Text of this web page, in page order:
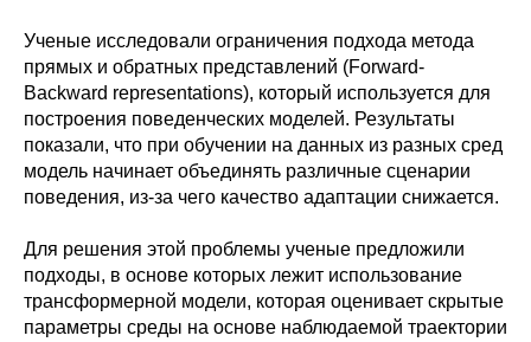
Ученые исследовали ограничения подхода метода
прямых и обратных представлений (Forward-
Backward representations), который используется для
построения поведенческих моделей. Результаты
показали, что при обучении на данных из разных сред
модель начинает объединять различные сценарии
поведения, из-за чего качество адаптации снижается.
Для решения этой проблемы ученые предложили
подходы, в основе которых лежит использование
трансформерной модели, которая оценивает скрытые
параметры среды на основе наблюдаемой траектории